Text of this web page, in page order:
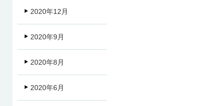
2020年12月
2020年9月
2020年8月
2020年6月